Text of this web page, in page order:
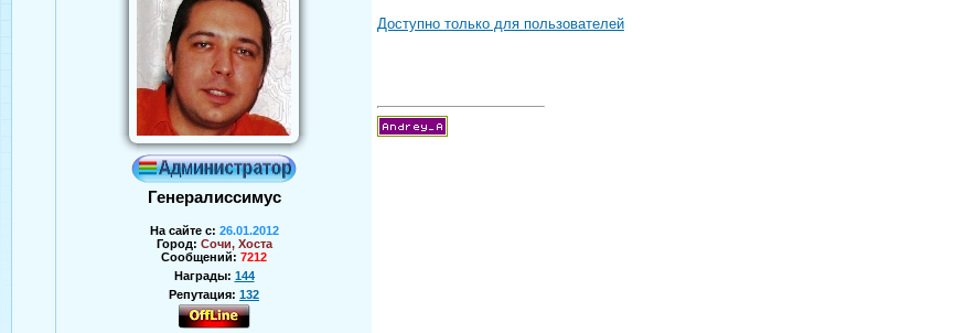
Генералиссимус
На сайте с: 26.01.2012
Город: Сочи, Хоста
Сообщений: 7212
Награды: 144
Репутация: 132
Доступно только для пользователей